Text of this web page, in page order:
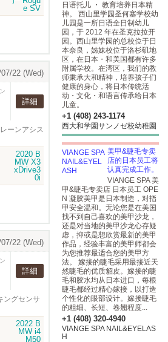
22 (Wed)
詳細
ーンアシス
22 (Wed)
詳細
ングセンサ
日语托儿 ・ 教育培养日本精
神。 西山里学园圣何塞学校幼
儿园是一所日语全日制幼儿
园，于 2012 年在圣克拉拉开
园。西山里学园的总校位于日
本奈良，姊妹校位于洛杉矶地
区，在日本・和美国都有许多
附属学校。在湾区，我们的教
师秉承大和精神，培养孩子们
健康的身心，将日本传统活
动・文化・和语言传承给日本
儿童。
+1 (408) 243-1174
西大和学園サンノゼ校幼稚園
美甲&睫毛专卖
店的日本员工将
认真完成工作。
VIANGE SPA 美
甲&睫毛专卖店 日本员工 OPE
N 凝胶美甲是日本制造，对指
甲安全温和。无论您是在美国
找不到自己喜欢的美甲沙龙，
还是对当地的美甲沙龙心存疑
虑，抑或是想欣赏最新的美甲
作品，经验丰富的美甲师都会
为您推荐最适合您的美甲方
法。 嫁接的睫毛采用最接近天
然睫毛的优质貂皮。嫁接的睫
毛和胶水均从日本进口，每根
睫毛都经过精心嫁接，以打造
个性化的眼部设计。嫁接睫毛
的粗细、长短、卷翘程度...
+1 (408) 320-4940
VIANGE SPA NAIL&EYELAS
H